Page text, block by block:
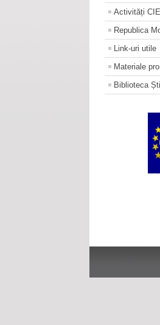
Activități CIE
Republica
Link-uri utile
Materiale
Biblioteca